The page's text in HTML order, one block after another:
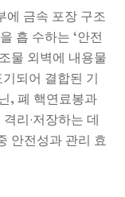
에 금속 포장 구조
흡 수하는 ‘안전
물 외벽에 내용물
되어 결합된 기
, 폐 핵연료봉과
리·저장하는 데
안전성과 관리 효